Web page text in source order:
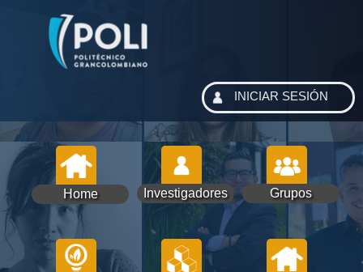
Home Investigadores Grupos
INICIAR SESIÓN